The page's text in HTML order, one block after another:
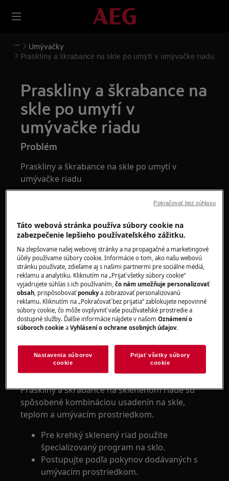
Umývačky
Praskliny a škrabance na skle po umytí v umývačke riadu
Praskliny a škrabance na
skle po umytí v
umývačke riadu
Problém
Praskliny a škrabance na skle po umytí v
umývačke riadu
Vzťahuje sa na
voľne stojaca umývačka riadu
zabudovateľná umývačka riadu
Riešenie
Praskliny a škrabance na sklenenom riade sú
spôsobené kombináciou usadenín na skle,
teplom a umývacím prostriedkom.
Pre krehký sklenený riad použite
špecializovaný program na sklo.
Postupujte podľa pokynov dodávaných s
umývacím prostriedkom.
Táto webová stránka používa súbory cookie na
zabezpečenie lepšieho používateľského zážitku.
Na zlepšovanie našej webovej stránky a na propagačné a marketingové
účely používame súbory cookie. Informácie o tom, ako našu webovú
stránku používate, zdieľame aj s našimi partnermi pre sociálne médiá,
reklamu a analytiku. Kliknutím na „Prijať všetky súbory cookie“
vyjadrujete súhlas s ich používaním,čo nám umožňuje personalizovať
obsah, prispôsobovaťponukya zobrazovať personalizovanú
reklamu. Kliknutím na „Pokračovať bez prijatia“ zablokujete nepovinné
súbory cookie, čo môže ovplyvniť vaše používateľské prostredie a
dostupné služby. Ďalšie informácie nájdete v našomOznámení o
súboroch cookie aVyhlásení o ochrane osobných údajov.
Nastavenia súborov
cookie
Prijať všetky súbory
cookie
Pokračovať bez súhlasu